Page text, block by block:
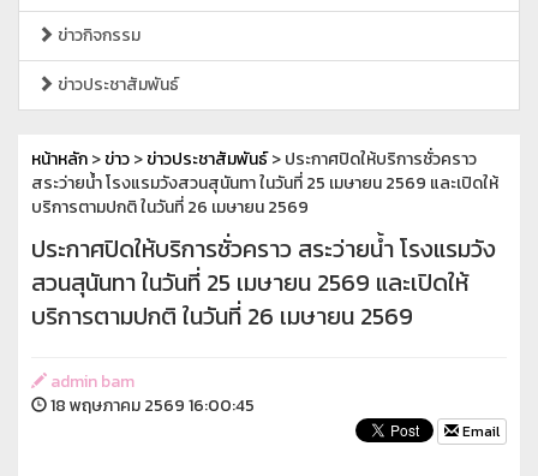
ข่าวกิจกรรม
ข่าวประชาสัมพันธ์
หน้าหลัก>ข่าว>ข่าวประชาสัมพันธ์> ประกาศปิดให้บริการชั่วคราว
สระว่ายน้ำ โรงแรมวังสวนสุนันทา ในวันที่ 25 เมษายน 2569 และเปิดให้
บริการตามปกติ ในวันที่ 26 เมษายน 2569
ประกาศปิดให้บริการชั่วคราว สระว่ายน้ำ โรงแรมวัง
สวนสุนันทา ในวันที่ 25 เมษายน 2569 และเปิดให้
บริการตามปกติ ในวันที่ 26 เมษายน 2569
admin bam
18 พฤษภาคม 2569 16:00:45
Email